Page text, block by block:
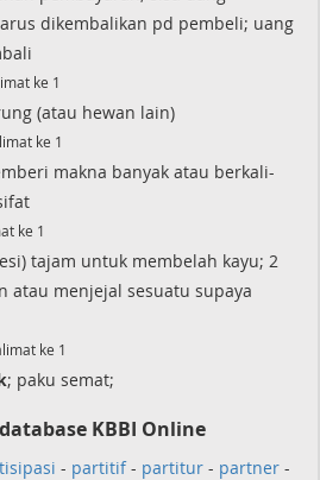
dikembalikan pd pembeli; uang
ke 1
(atau hewan lain)
ke 1
makna banyak atau berkali-
ke 1
tajam untuk membelah kayu; 2
atau menjejal sesuatu supaya
ke 1
; paku semat;
KBBI Online
- partitif- partitur - partner -